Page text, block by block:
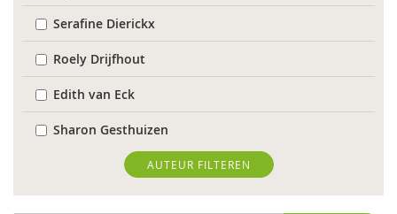
Serafine Dierickx
Roely Drijfhout
Edith van Eck
Sharon Gesthuizen
Edith Geurts
Bidan Hu
AUTEUR FILTEREN